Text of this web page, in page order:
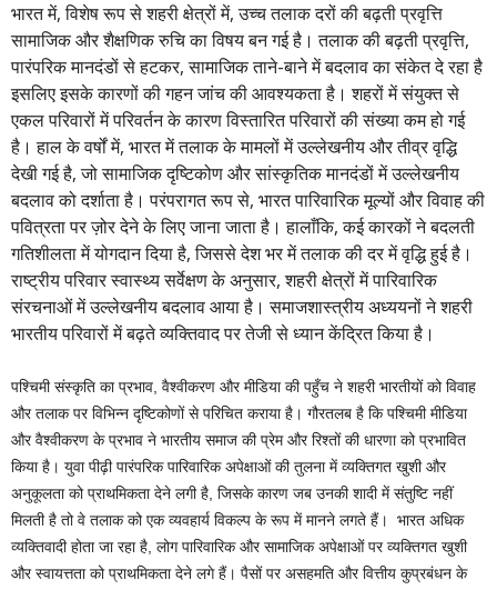
भारत में, विशेष रूप से शहरी क्षेत्रों में, उच्च तलाक दरों की बढ़ती प्रवृत्ति
सामाजिक और शैक्षणिक रुचि का विषय बन गई है। तलाक की बढ़ती प्रवृत्ति,
पारंपरिक मानदंडों से हटकर, सामाजिक ताने-बाने में बदलाव का संकेत दे रहा है
इसलिए इसके कारणों की गहन जांच की आवश्यकता है। शहरों में संयुक्त से
एकल परिवारों में परिवर्तन के कारण विस्तारित परिवारों की संख्या कम हो गई
है। हाल के वर्षों में, भारत में तलाक के मामलों में उल्लेखनीय और तीव्र वृद्धि
देखी गई है, जो सामाजिक दृष्टिकोण और सांस्कृतिक मानदंडों में उल्लेखनीय
बदलाव को दर्शाता है। परंपरागत रूप से, भारत पारिवारिक मूल्यों और विवाह की
पवित्रता पर ज़ोर देने के लिए जाना जाता है। हालाँकि, कई कारकों ने बदलती
गतिशीलता में योगदान दिया है, जिससे देश भर में तलाक की दर में वृद्धि हुई है।
राष्ट्रीय परिवार स्वास्थ्य सर्वेक्षण के अनुसार, शहरी क्षेत्रों में पारिवारिक
संरचनाओं में उल्लेखनीय बदलाव आया है। समाजशास्त्रीय अध्ययनों ने शहरी
भारतीय परिवारों में बढ़ते व्यक्तिवाद पर तेजी से ध्यान केंद्रित किया है।
पश्चिमी संस्कृति का प्रभाव, वैश्वीकरण और मीडिया की पहुँच ने शहरी भारतीयों को विवाह
और तलाक पर विभिन्न दृष्टिकोणों से परिचित कराया है। गौरतलब है कि पश्चिमी मीडिया
और वैश्वीकरण के प्रभाव ने भारतीय समाज की प्रेम और रिश्तों की धारणा को प्रभावित
किया है। युवा पीढ़ी पारंपरिक पारिवारिक अपेक्षाओं की तुलना में व्यक्तिगत खुशी और
अनुकूलता को प्राथमिकता देने लगी है, जिसके कारण जब उनकी शादी में संतुष्टि नहीं
मिलती है तो वे तलाक को एक व्यवहार्य विकल्प के रूप में मानने लगते हैं। भारत अधिक
व्यक्तिवादी होता जा रहा है, लोग पारिवारिक और सामाजिक अपेक्षाओं पर व्यक्तिगत खुशी
और स्वायत्तता को प्राथमिकता देने लगे हैं। पैसों पर असहमति और वित्तीय कुप्रबंधन के